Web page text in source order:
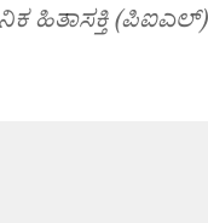
ಹಿತಾಸಕ್ತಿ (ಪಿಐಎಲ್)